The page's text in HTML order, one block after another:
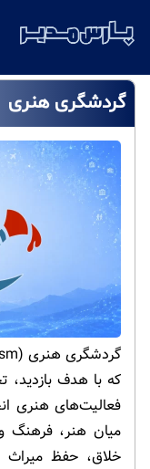
گردشگری هنری
گردشگری هنری (Art Tourism) یکی از
که با هدف بازدید،
فعالیت‌های هنری
میان هنر،
خلاق، حفظ میراث